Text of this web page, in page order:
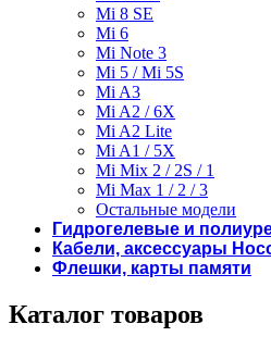
Mi 8 SE
Mi 6
Mi Note 3
Mi 5 / Mi 5S
Mi A3
Mi A2 / 6X
Mi A2 Lite
Mi A1 / 5X
Mi Mix 2 / 2S / 1
Mi Max 1 / 2 / 3
Остальные модели
Гидрогелевые и
Кабели, аксессуары
Флешки, карты памяти
Каталог товаров